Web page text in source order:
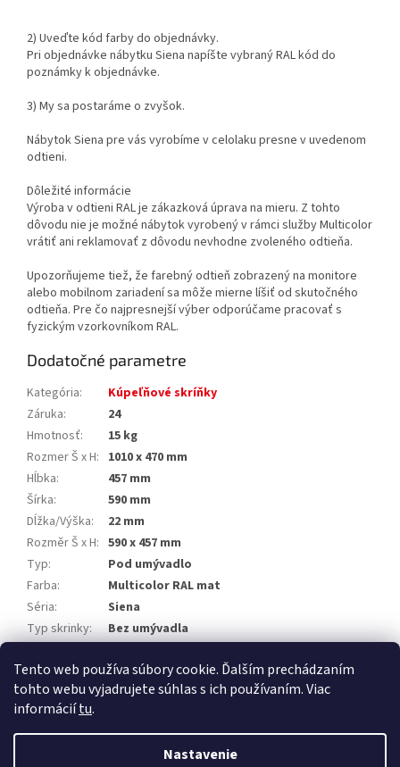
Tento web používa súbory cookie. Ďalším prechádzaním
tohto webu vyjadrujete súhlas s ich používaním. Viac
informáciítu.
Nastavenie
2) Uveďte kód farby do objednávky.
Pri objednávke nábytku Siena napíšte vybraný RAL kód do
poznámky k objednávke.
3) My sa postaráme o zvyšok.
Nábytok Siena pre vás vyrobíme v celolaku presne v uvedenom
odtieni.
Dôležité informácie
Výroba v odtieni RAL je zákazková úprava na mieru. Z tohto
dôvodu nie je možné nábytok vyrobený v rámci služby Multicolor
vrátiť ani reklamovať z dôvodu nevhodne zvoleného odtieňa.
Upozorňujeme tiež, že farebný odtieň zobrazený na monitore
alebo mobilnom zariadení sa môže mierne líšiť od skutočného
odtieňa. Pre čo najpresnejší výber odporúčame pracovať s
fyzickým vzorkovníkom RAL.
Dodatočné parametre
Kategória:
Kúpeľňové skríňky
Záruka:
24
Hmotnosť:
15 kg
Rozmer Š x H: 1010 x 470 mm
Hĺbka:
457 mm
Šírka:
590 mm
Dĺžka/Výška:
22 mm
Rozměr Š x H: 590 x 457 mm
Typ:
Pod umývadlo
Farba:
Multicolor RAL mat
Séria:
Siena
Typ skrinky:
Bez umývadla
Výrobca: Mereo
Vytvoril Shoptet Premium